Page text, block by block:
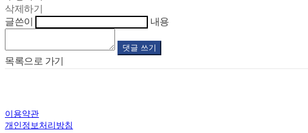
삭제하기
글쓴이
내용
댓글 쓰기
목록으로 가기
이용약관
개인정보처리방침